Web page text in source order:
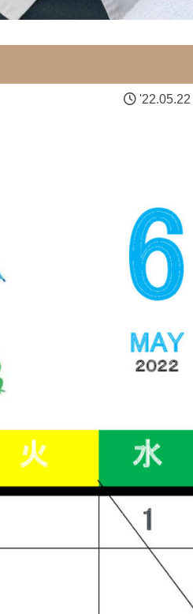
'22.05.22